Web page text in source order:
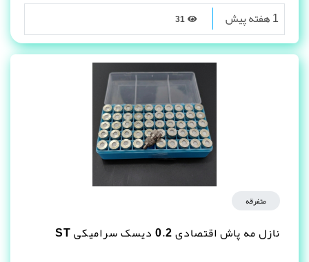
1 هفته پیش
متفرقه
نازل مه پاش اقتصادی 0.2 دیسک سرامیکی ST